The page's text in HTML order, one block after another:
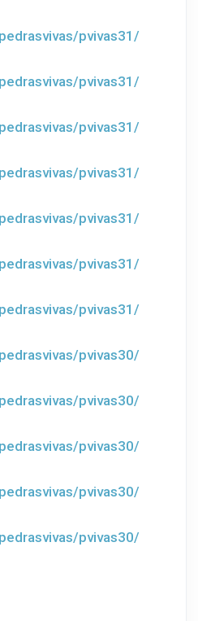
pvivas31/
pvivas31/
pvivas31/
pvivas31/
pvivas31/
pvivas31/
pvivas31/
pvivas30/
pvivas30/
pvivas30/
pvivas30/
pvivas30/